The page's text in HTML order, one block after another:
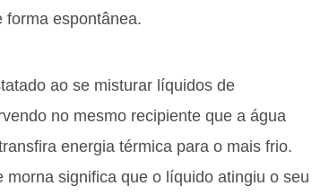
forma espontânea.
ao se misturar líquidos de
no mesmo recipiente que a água
energia térmica para o mais frio.
significa que o líquido atingiu o seu